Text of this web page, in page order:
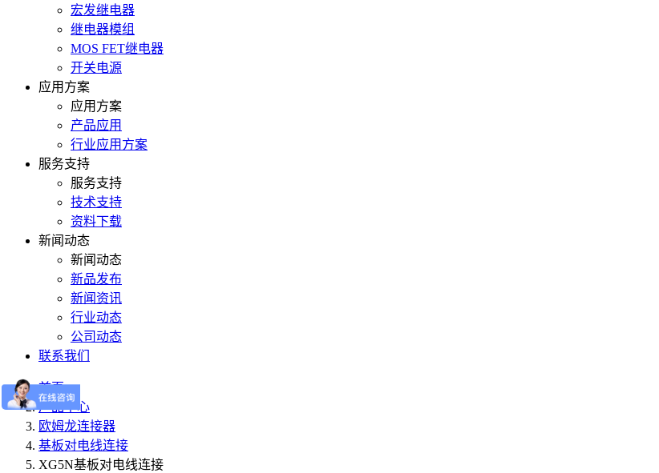
宏发继电器
继电器模组
MOS FET继电器
开关电源
应用方案
应用方案
产品应用
行业应用方案
服务支持
服务支持
技术支持
资料下载
新闻动态
新闻动态
新品发布
新闻资讯
行业动态
公司动态
联系我们
首页
产品中心
欧姆龙连接器
基板对电线连接
XG5N基板对电线连接